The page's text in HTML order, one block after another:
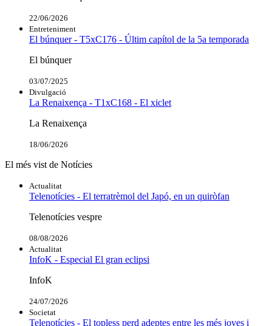
22/06/2026
Entreteniment
El búnquer - T5xC176 - Últim capítol de la 5a temporada
El búnquer
03/07/2025
Divulgació
La Renaixença - T1xC168 - El xiclet
La Renaixença
18/06/2026
El més vist de Notícies
Actualitat
Telenotícies - El terratrèmol del Japó, en un quiròfan
Telenotícies vespre
08/08/2026
Actualitat
InfoK - Especial El gran eclipsi
InfoK
24/07/2026
Societat
Telenotícies - El topless perd adeptes entre les més joves i